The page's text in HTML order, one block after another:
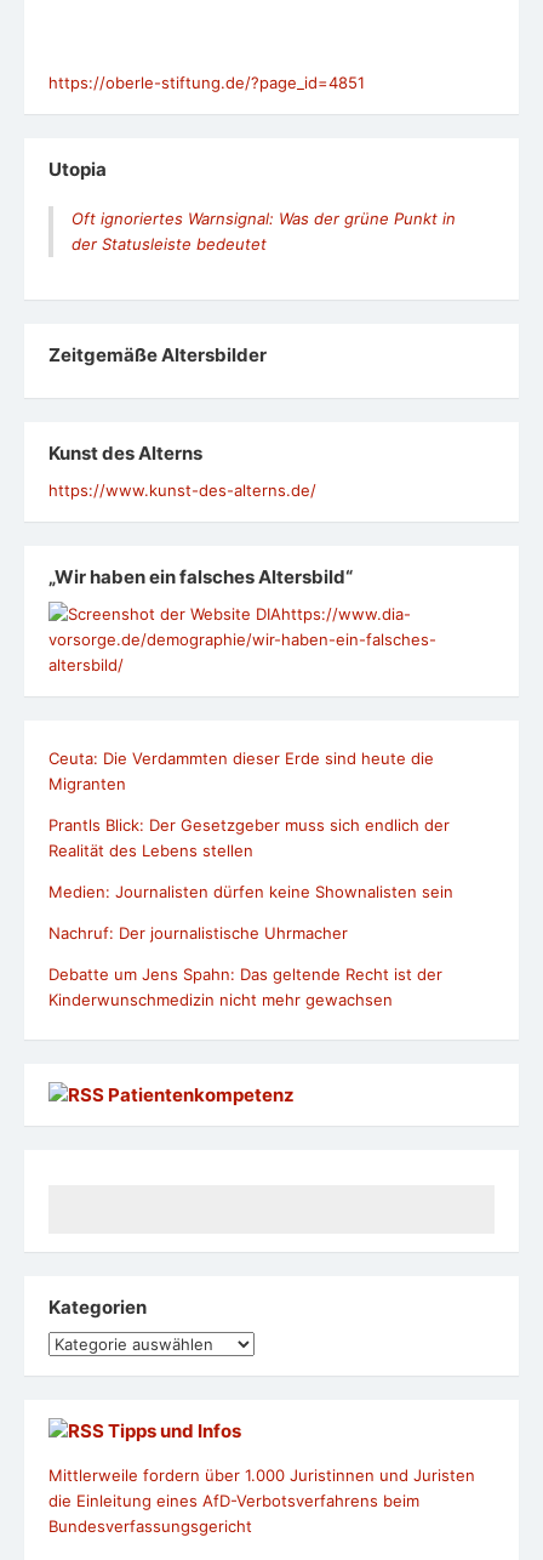
https://oberle-stiftung.de/?page_id=4851
Utopia
Oft ignoriertes Warnsignal: Was der grüne Punkt in
der Statusleiste bedeutet
Zeit­ge­mäße Alters­bil­der
Kunst des Alterns
https://www.kunst-des-alterns.de/
„Wir haben ein falsches Altersbild“
https://www.dia-
vorsorge.de/demographie/wir-haben-ein-falsches-
altersbild/
Ceuta: Die Verdammten dieser Erde sind heute die
Migranten
Prantls Blick: Der Gesetzgeber muss sich endlich der
Realität des Lebens stellen
Medien: Journalisten dürfen keine Shownalisten sein
Nachruf: Der journalistische Uhrmacher
Debatte um Jens Spahn: Das geltende Recht ist der
Kinderwunschmedizin nicht mehr gewachsen
Patientenkompetenz
Kategorien
Kategorien
Tipps und Infos
Mittlerweile fordern über 1.000 Juristinnen und Juristen
die Einleitung eines AfD-Verbotsverfahrens beim
Bundesverfassungsgericht